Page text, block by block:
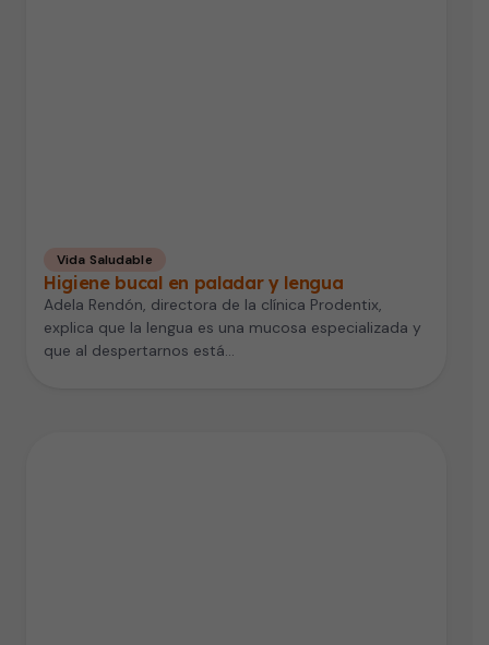
Vida Saludable
Higiene bucal en paladar y lengua
Adela Rendón, directora de la clínica Prodentix,
explica que la lengua es una mucosa especializada y
que al despertarnos está…